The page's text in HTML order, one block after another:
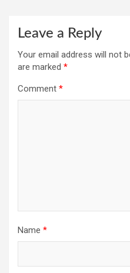
Leave a Reply
Your email address will not
are marked *
Comment *
Name *